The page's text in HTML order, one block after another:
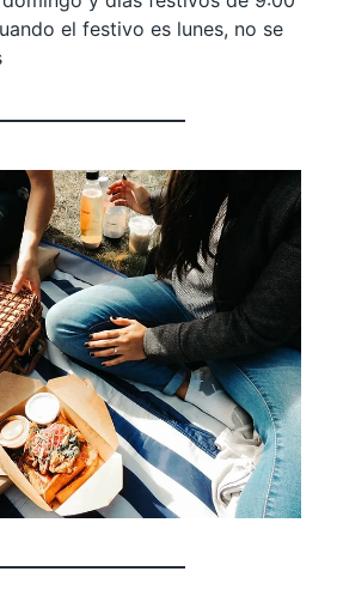
el festivo es lunes, no se